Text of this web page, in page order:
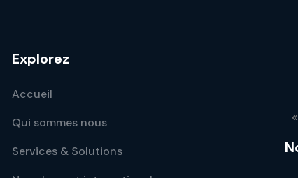
Explorez
Accueil
Qui sommes nous
Services & Solutions